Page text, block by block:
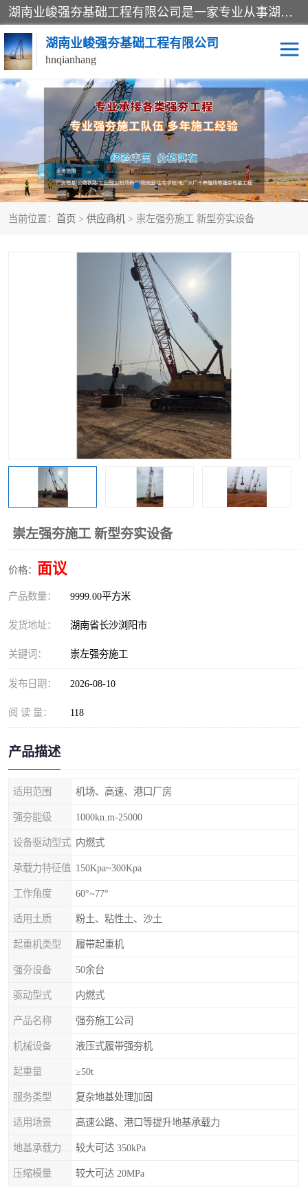
湖南业峻强夯基础工程有限公司是一家专业从事湖南强夯基础工程、强夯机租赁，地基处理的施工单位。业务覆盖：湖南、广东，江西等地。可承接1000KN.m-25000KN.m强夯（置换）工程。公司创始人是国内较早期从事强夯施工的建设者，经过多年的一步一个脚印的发展，在行业内具有较高的度和良好的口碑。
湖南业峻强夯基础工程有限公司
hnqianhang
当前位置： 首页 > 供应商机 > 崇左强夯施工 新型夯实设备
崇左强夯施工 新型夯实设备
价格： 面议
产品数量： 9999.00平方米
发货地址： 湖南省长沙浏阳市
关键词： 崇左强夯施工
发布日期： 2026-08-10
阅 读 量： 118
产品描述
适用范围 机场、高速、港口厂房
强夯能级 1000kn.m-25000
设备驱动型式 内燃式
承载力特征值 150Kpa~300Kpa
工作角度 60°~77°
适用土质 粉土、粘性土、沙土
起重机类型 履带起重机
强夯设备 50余台
驱动型式 内燃式
产品名称 强夯施工公司
机械设备 液压式履带强夯机
起重量 ≥50t
服务类型 复杂地基处理加固
适用场景 高速公路、港口等提升地基承载力
较大可达 350kPa
压缩模量 较大可达 20MPa
强夯施工案例 强夯机租赁
强夯施工工程 强夯施工队伍
强夯队伍